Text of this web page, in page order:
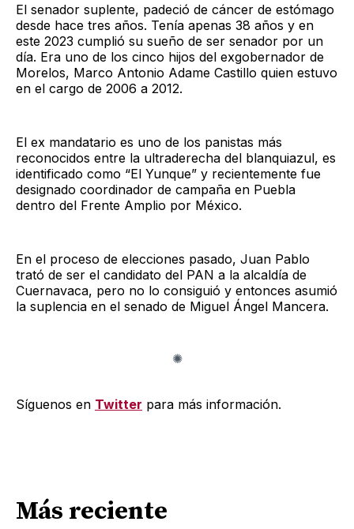
El senador suplente, padeció de cáncer de estómago
desde hace tres años. Tenía apenas 38 años y en
este 2023 cumplió su sueño de ser senador por un
día. Era uno de los cinco hijos del exgobernador de
Morelos, Marco Antonio Adame Castillo quien estuvo
en el cargo de 2006 a 2012.
El ex mandatario es uno de los panistas más
reconocidos entre la ultraderecha del blanquiazul, es
identificado como “El Yunque” y recientemente fue
designado coordinador de campaña en Puebla
dentro del Frente Amplio por México.
En el proceso de elecciones pasado, Juan Pablo
trató de ser el candidato del PAN a la alcaldía de
Cuernavaca, pero no lo consiguió y entonces asumió
la suplencia en el senado de Miguel Ángel Mancera.
Síguenos en Twitter para más información.
Más reciente